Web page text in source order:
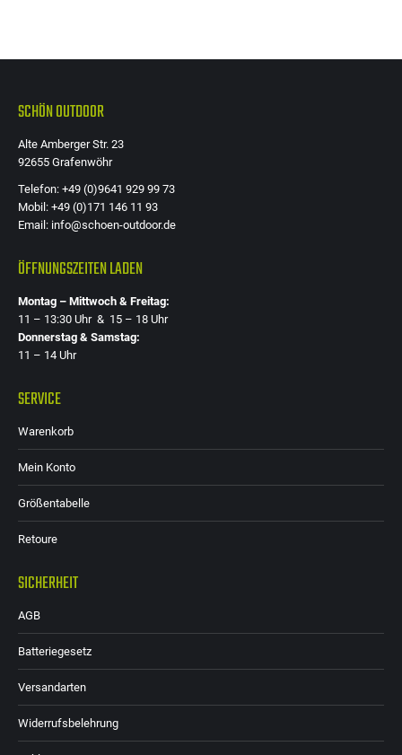
SCHÖN OUTDOOR
Alte Amberger Str. 23
92655 Grafenwöhr
Telefon: +49 (0)9641 929 99 73
Mobil: +49 (0)171 146 11 93
Email: info@schoen-outdoor.de
ÖFFNUNGSZEITEN LADEN
Montag – Mittwoch & Freitag:
11 – 13:30 Uhr & 15 – 18 Uhr
Donnerstag & Samstag:
11 – 14 Uhr
SERVICE
Warenkorb
Mein Konto
Größentabelle
Retoure
SICHERHEIT
AGB
Batteriegesetz
Versandarten
Widerrufsbelehrung